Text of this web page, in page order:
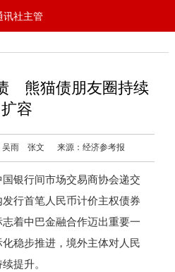
讯社主管
熊猫债朋友圈持续
扩容
雨 张文 来源：经济参考报
银行间市场交易商协会递交
行首笔人民币计价主权债券
志着中巴金融合作迈出重要一
稳步推进，境外主体对人民
提升。